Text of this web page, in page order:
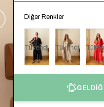
Diğer Renkler
Tükendi Tükendi